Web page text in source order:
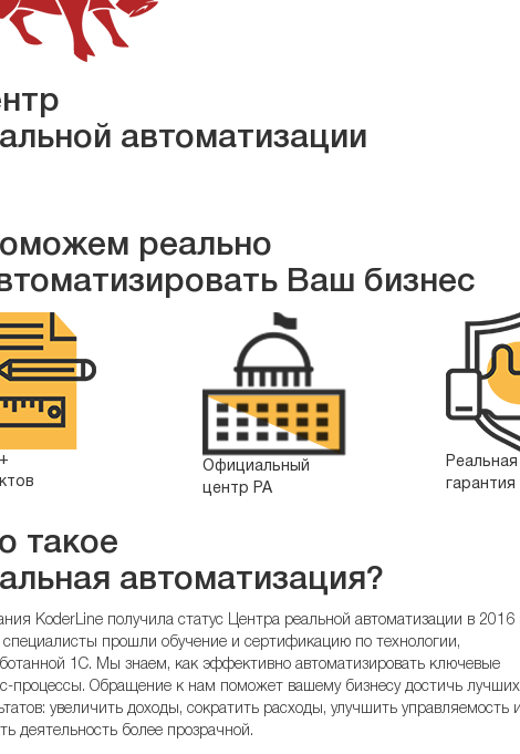
автоматизации
реально
Ваш бизнес
Официальный
центр РА
Реальная
гарантия
такое
автоматизация?
KoderLine получила статус Центра реальной автоматизации в 2016
прошли обучение и сертификацию по технологии,
1С. Мы знаем, как эффективно автоматизировать ключевые
процессы. Обращение к нам поможет вашему бизнесу достичь лучших
увеличить доходы, сократить расходы, улучшить управляемость и
деятельность более прозрачной.